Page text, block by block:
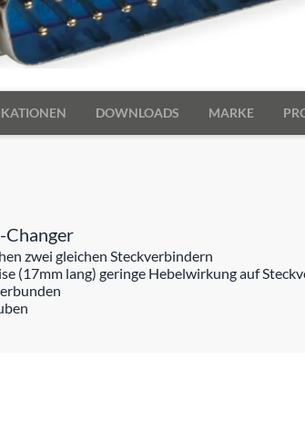
DOWNLOADS MARKE
Changer
zwei gleichen Steckverbindern
(17mm lang) geringe Hebelwirkung auf